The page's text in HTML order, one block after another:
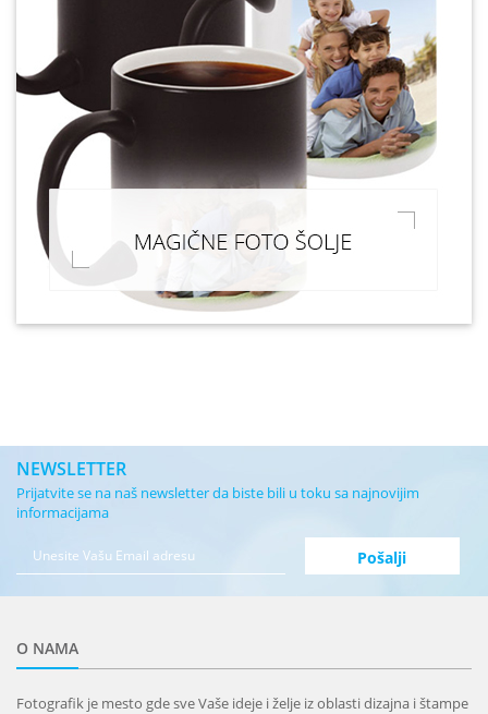
NEWSLETTER
Prijatvite se na naš newsletter da biste bili u toku sa najnovijim
informacijama
O NAMA
Fotografik je mesto gde sve Vaše ideje i želje iz oblasti dizajna i štampe